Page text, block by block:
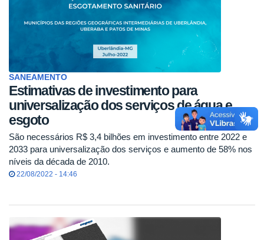
SANEAMENTO
Estimativas de investimento para
universalização dos serviços de água e
esgoto
São necessários R$ 3,4 bilhões em investimento entre 2022 e
2033 para universalização dos serviços e aumento de 58% nos
níveis da década de 2010.
22/08/2022 - 14:46